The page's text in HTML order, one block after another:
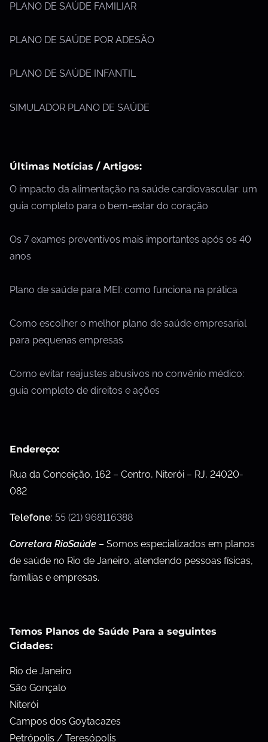
PLANO DE SAÚDE FAMILIAR
PLANO DE SAÚDE POR ADESÃO
PLANO DE SAÚDE INFANTIL
SIMULADOR PLANO DE SAÚDE
Últimas Notícias / Artigos:
O impacto da alimentação na saúde cardiovascular: um
guia completo para o bem-estar do coração
Os 7 exames preventivos mais importantes após os 40
anos
Plano de saúde para MEI: como funciona na prática
Como escolher o melhor plano de saúde empresarial
para pequenas empresas
Como evitar reajustes abusivos no convênio médico:
guia completo de direitos e ações
Endereço:
Rua da Conceição, 162 – Centro, Niterói – RJ, 24020-
082
Telefone: 55 (21) 968116388
Corretora RioSaúde – Somos especializados em planos
de saúde no Rio de Janeiro, atendendo pessoas físicas,
famílias e empresas.
Temos Planos de Saúde Para a seguintes
Cidades:
Rio de Janeiro
São Gonçalo
Niterói
Campos dos Goytacazes
Petrópolis / Teresópolis